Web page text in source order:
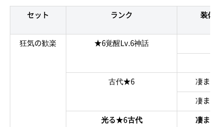
セット
ランク 装備
狂気の歓楽 ★6覚醒Lv.6神話
古代★6
凄まじ
凄まじ
光る★6古代
凄まじ